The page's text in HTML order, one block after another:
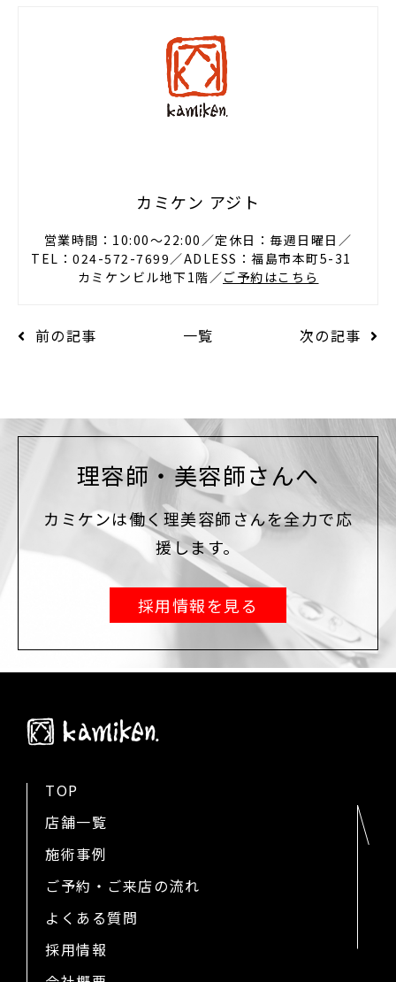
カミケン アジト
営業時間：10:00〜22:00／定休日：毎週日曜日／
TEL：024-572-7699／ADLESS：福島市本町5-31
カミケンビル地下1階／ご予約はこちら
前の記事 一覧 次の記事
理容師・美容師さんへ
カミケンは働く理美容師さんを全力で応
援します。
採用情報を見る
TOP
店舗一覧
施術事例
ご予約・ご来店の流れ
よくある質問
採用情報